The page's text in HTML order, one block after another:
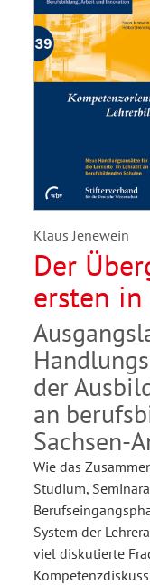
Klaus Jenewein
Der
ersten
der
an
Sachsen-
Wie das
Studium,
System der
viel diskutierte